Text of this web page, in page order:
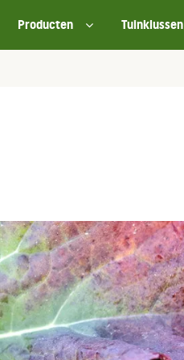
Producten Tuinklussen